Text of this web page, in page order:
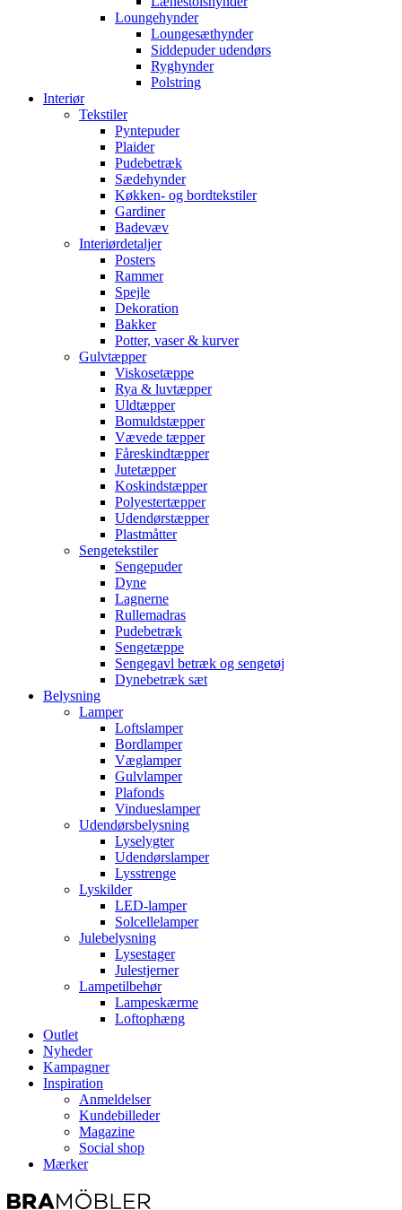
Loungehynder
Loungesæthynder
Siddepuder udendørs
Ryghynder
Polstring
Interiør
Tekstiler
Pyntepuder
Plaider
Pudebetræk
Sædehynder
Køkken- og bordtekstiler
Gardiner
Badevæv
Interiørdetaljer
Posters
Rammer
Spejle
Dekoration
Bakker
Potter, vaser & kurver
Gulvtæpper
Viskosetæppe
Rya & luvtæpper
Uldtæpper
Bomuldstæpper
Vævede tæpper
Fåreskindtæpper
Jutetæpper
Koskindstæpper
Polyestertæpper
Udendørstæpper
Plastmåtter
Sengetekstiler
Sengepuder
Dyne
Lagnerne
Rullemadras
Pudebetræk
Sengetæppe
Sengegavl betræk og sengetøj
Dynebetræk sæt
Belysning
Lamper
Loftslamper
Bordlamper
Væglamper
Gulvlamper
Plafonds
Vindueslamper
Udendørsbelysning
Lyselygter
Udendørslamper
Lysstrenge
Lyskilder
LED-lamper
Solcellelamper
Julebelysning
Lysestager
Julestjerner
Lampetilbehør
Lampeskærme
Loftophæng
Outlet
Nyheder
Kampagner
Inspiration
Anmeldelser
Kundebilleder
Magazine
Social shop
Mærker